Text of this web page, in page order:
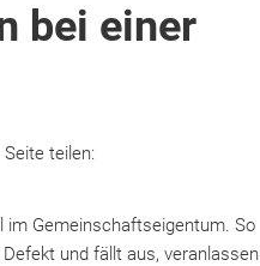
bei einer
Seite teilen:
im Gemeinschaftseigentum. So
und fällt aus, veranlassen